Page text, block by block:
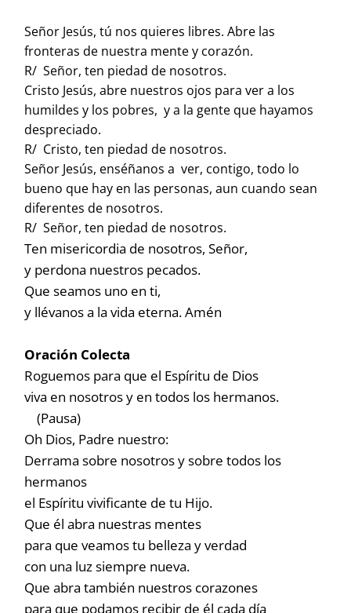
Señor Jesús, tú nos quieres libres. Abre las
fronteras de nuestra mente y corazón.
R/ Señor, ten piedad de nosotros.
Cristo Jesús, abre nuestros ojos para ver a los
humildes y los pobres, y a la gente que hayamos
despreciado.
R/ Cristo, ten piedad de nosotros.
Señor Jesús, enséñanos a ver, contigo, todo lo
bueno que hay en las personas, aun cuando sean
diferentes de nosotros.
R/ Señor, ten piedad de nosotros.
Ten misericordia de nosotros, Señor,
y perdona nuestros pecados.
Que seamos uno en ti,
y llévanos a la vida eterna. Amén
Oración Colecta
Roguemos para que el Espíritu de Dios
viva en nosotros y en todos los hermanos.
(Pausa)
Oh Dios, Padre nuestro:
Derrama sobre nosotros y sobre todos los
hermanos
el Espíritu vivificante de tu Hijo.
Que él abra nuestras mentes
para que veamos tu belleza y verdad
con una luz siempre nueva.
Que abra también nuestros corazones
para que podamos recibir de él cada día